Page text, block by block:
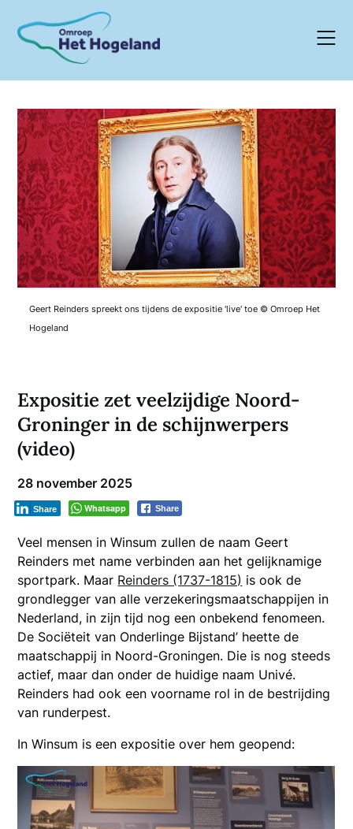
content
Geert Reinders spreekt ons tijdens de expositie 'live' toe © Omroep Het
Hogeland
Expositie zet veelzijdige Noord-
Groninger in de schijnwerpers
(video)
28 november 2025
Whatsapp Share
Share
Veel mensen in Winsum zullen de naam Geert
Reinders met name verbinden aan het gelijknamige
sportpark. Maar Reinders (1737-1815) is ook de
grondlegger van alle verzekeringsmaatschappijen in
Nederland, in zijn tijd nog een onbekend fenomeen.
De Sociëteit van Onderlinge Bijstand’ heette de
maatschappij in Noord-Groningen. Die is nog steeds
actief, maar dan onder de huidige naam Univé.
Reinders had ook een voorname rol in de bestrijding
van runderpest.
In Winsum is een expositie over hem geopend: